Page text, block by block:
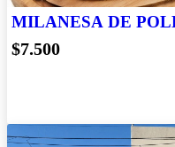
MILANESA DE
$7.500